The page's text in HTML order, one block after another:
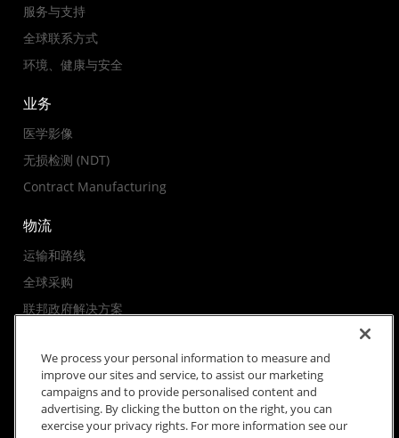
服务与支持
全球联系方式
环境、健康与安全
业务
医学影像
无损检测 (NDT)
Contract Manufacturing
物流
运输和路线
全球采购
联邦政府解决方案
We process your personal information to measure and
improve our sites and service, to assist our marketing
campaigns and to provide personalised content and
advertising. By clicking the button on the right, you can
exercise your privacy rights. For more information see our